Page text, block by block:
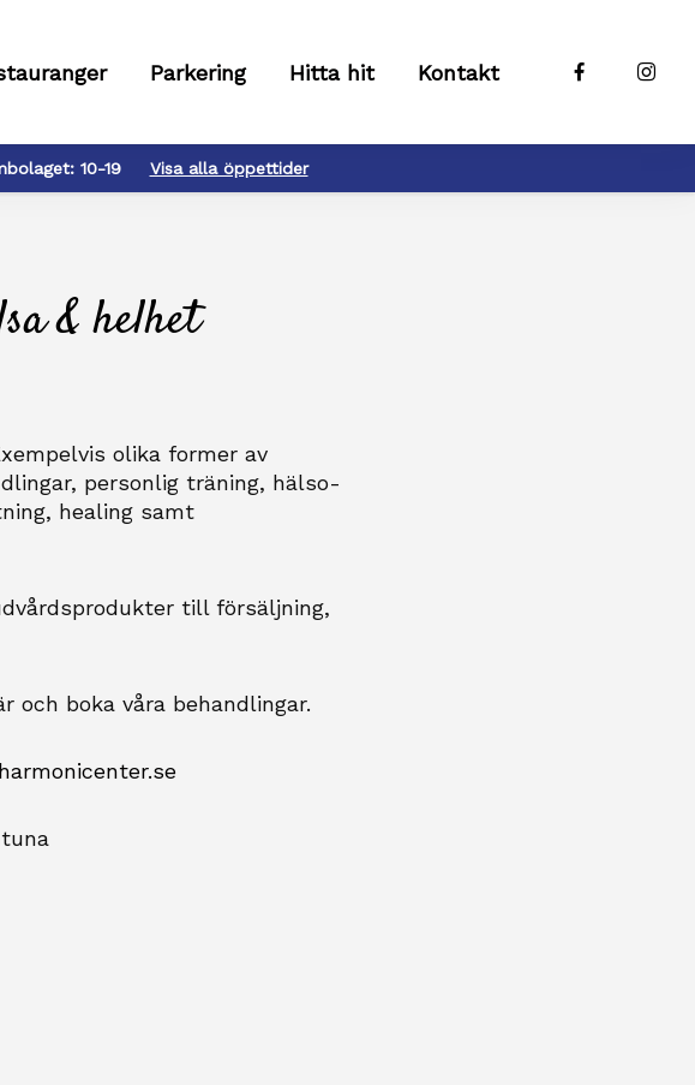
Parkering Hitta hit Kontakt
10-19 Visa alla öppettider
& helhet
olika former av
personlig träning, hälso-
healing samt
till försäljning,
och boka våra behandlingar.